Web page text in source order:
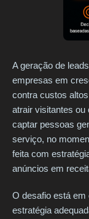
A geração de
empresas em
contra custos
atrair visitantes
captar pessoas
serviço, no
feita com
anúncios em
O desafio está em
estratégia